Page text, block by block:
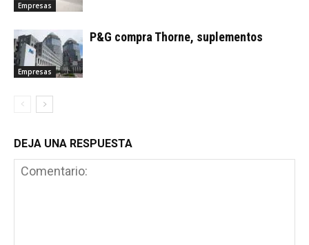
Empresas
Empresas
P&G compra Thorne, suplementos
DEJA UNA RESPUESTA